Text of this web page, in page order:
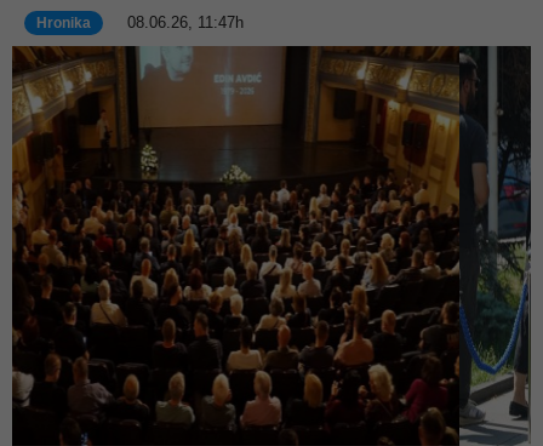
Hronika 08.06.26, 11:47h